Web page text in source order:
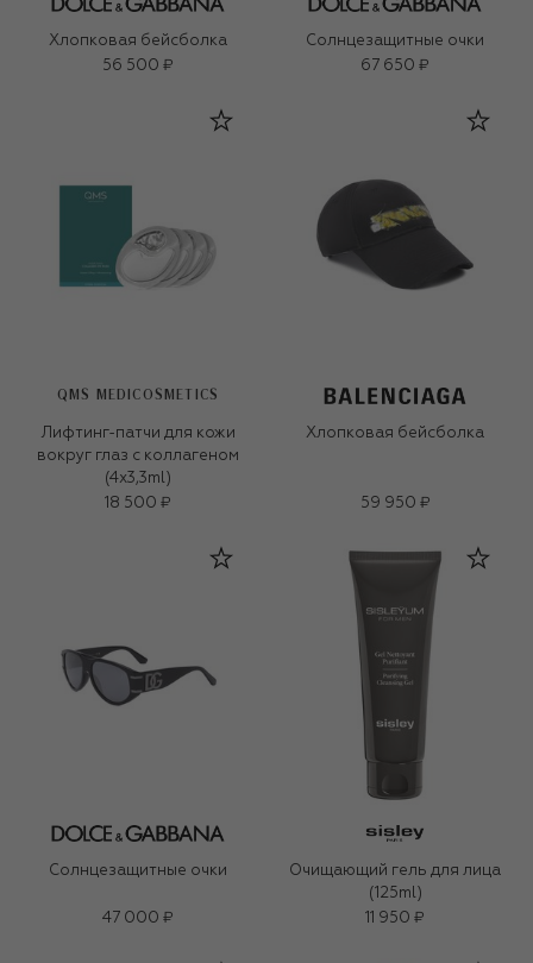
Хлопковая бейсболка
56 500 ₽
Солнцезащитные очки
67 650 ₽
QMS MEDICOSMETICS
Лифтинг-патчи для кожи
вокруг глаз с коллагеном
(4x3,3ml)
18 500 ₽
Хлопковая бейсболка
59 950 ₽
Солнцезащитные очки
47 000 ₽
Очищающий гель для лица
(125ml)
11 950 ₽